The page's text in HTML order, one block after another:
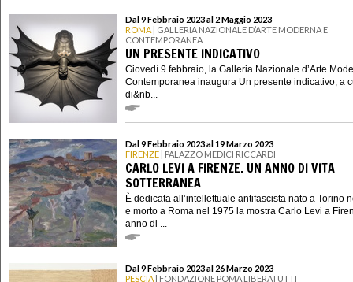
Dal 9 Febbraio 2023 al 2 Maggio 2023
ROMA | GALLERIA NAZIONALE D’ARTE MODERNA E
CONTEMPORANEA
UN PRESENTE INDICATIVO
Giovedì 9 febbraio, la Galleria Nazionale d’Arte
Contemporanea inaugura Un presente indicativo, a
di&nb...
Dal 9 Febbraio 2023 al 19 Marzo 2023
FIRENZE | PALAZZO MEDICI RICCARDI
CARLO LEVI A FIRENZE. UN ANNO DI VITA
SOTTERRANEA
È dedicata all’intellettuale antifascista nato a Torino
e morto a Roma nel 1975 la mostra Carlo Levi a
anno di ...
Dal 9 Febbraio 2023 al 26 Marzo 2023
PESCIA | FONDAZIONE POMA LIBERATUTTI